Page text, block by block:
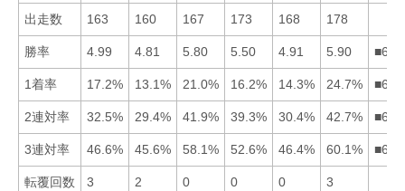
出走数 163 160 167 173 168 178
勝率 4.99 4.81 5.80 5.50 4.91 5.90
1着率 17.2% 13.1% 21.0% 16.2% 14.3% 24.7%
2連対率 32.5% 29.4% 41.9% 39.3% 30.4% 42.7%
3連対率 46.6% 45.6% 58.1% 52.6% 46.4% 60.1%
転覆回数 3 2 0 0 0 3